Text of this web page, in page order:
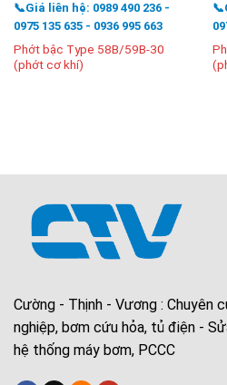
📞Giá liên hệ: 0989 490 236 -
0975 135 635 - 0936 995 663
Phớt bậc Type 58B/59B-30
(phớt cơ khí)
Cường - Thịnh - Vương : Chuyên
nghiệp, bơm cứu hỏa, tủ điện -
hệ thống máy bơm, PCCC